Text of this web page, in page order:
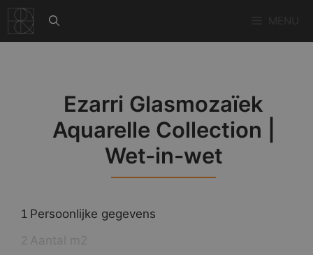
naar
de
Ezarri Glasmozaïek
Aquarelle Collection |
Wet-in-wet
1 Persoonlijke gegevens